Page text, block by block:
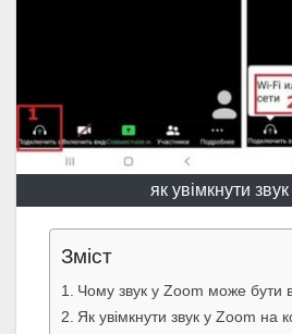
як увімкнути звук
Зміст
Чому звук у Zoom може бути
Як увімкнути звук у Zoom на